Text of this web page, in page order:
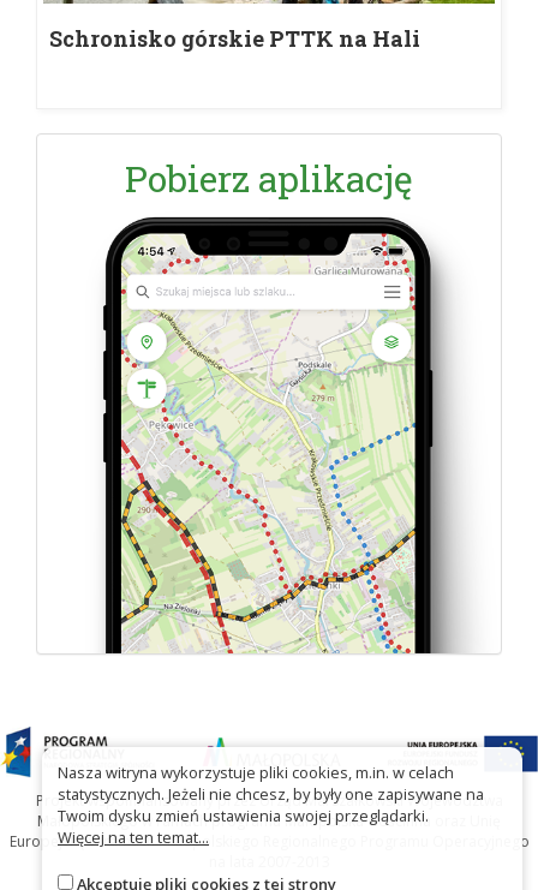
Schronisko górskie PTTK na Hali
Pobierz aplikację
Projekt współfinansowany przez Urząd Marszałkowski Województwa
Małopolskiego w ramach programu Małopolska Gościnna oraz Unię
Europejską w ramach Małopolskiego Regionalnego Programu Operacyjnego
Nasza witryna wykorzystuje pliki cookies, m.in. w celach
statystycznych. Jeżeli nie chcesz, by były one zapisywane na
Twoim dysku zmień ustawienia swojej przeglądarki.
Więcej na ten temat...
Akceptuję pliki cookies z tej strony